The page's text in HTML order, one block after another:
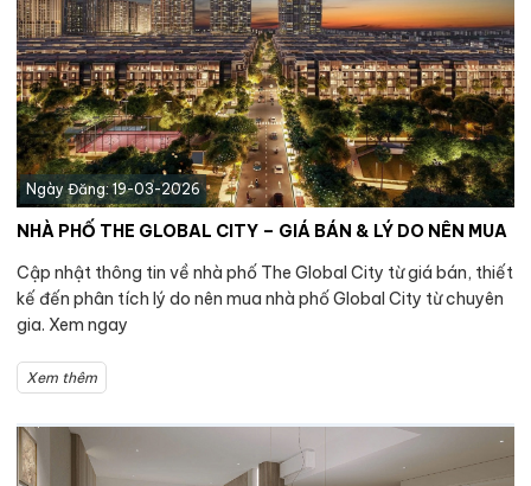
Ngày Đăng: 19-03-2026
NHÀ PHỐ THE GLOBAL CITY – GIÁ BÁN & LÝ DO NÊN MUA
Cập nhật thông tin về nhà phố The Global City từ giá bán, thiết
kế đến phân tích lý do nên mua nhà phố Global City từ chuyên
gia. Xem ngay
Xem thêm